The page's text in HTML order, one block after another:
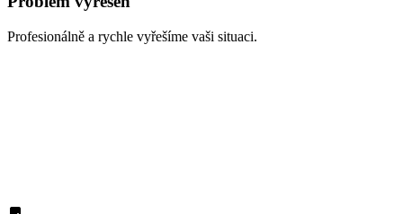
Profesionálně a rychle vyřešíme vaši situaci.